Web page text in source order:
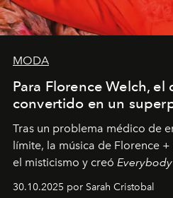
MODA
Para Florence Welch, el
convertido en un
Tras un problema médico de
límite, la música de Florence
el misticismo y creó
álbumes más profundos hasta
30.10.2025 por Sarah Cristobal